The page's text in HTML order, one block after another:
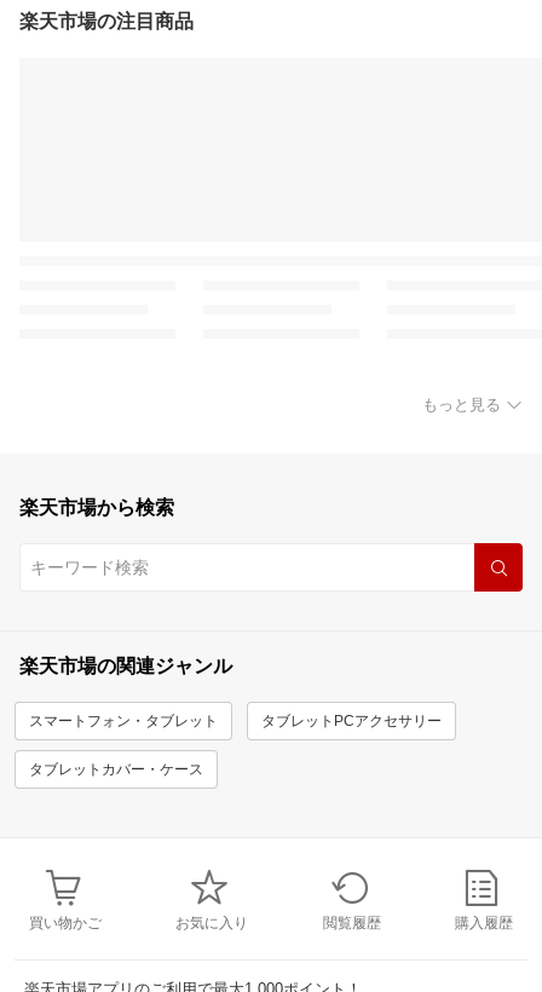
楽天市場の注目商品
もっと見る
楽天市場から検索
楽天市場の関連ジャンル
スマートフォン・タブレット タブレットPCアクセサリー
タブレットカバー・ケース
買い物かご お気に入り 閲覧履歴 購入履歴